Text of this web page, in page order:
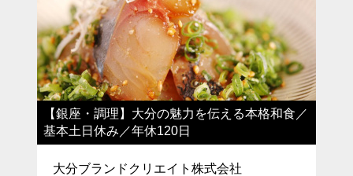
【銀座・調理】大分の魅力を伝える本格和食／
基本土日休み／年休120日
大分ブランドクリエイト株式会社